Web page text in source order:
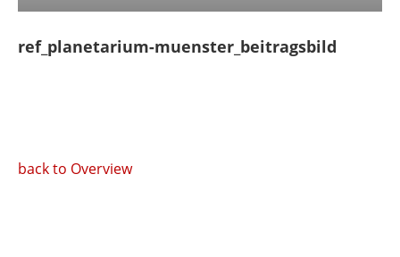
ref_planetarium-muenster_beitragsbild
back to Overview